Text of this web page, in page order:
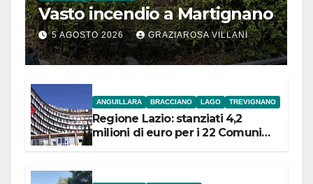
Vasto incendio a Martignano
5 AGOSTO 2026 GRAZIAROSA VILLANI
ANGUILLARA BRACCIANO LAGO TREVIGNANO
Regione Lazio: stanziati 4,2
milioni di euro per i 22 Comuni